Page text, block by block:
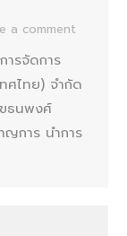
a comment
ารจัดการ
ศไทย) จํากัด
ธนพงศ์
ญการ นำการ